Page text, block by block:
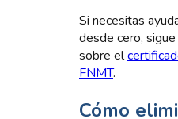
Si necesitas
desde cero,
sobre el
FNMT.
Cómo